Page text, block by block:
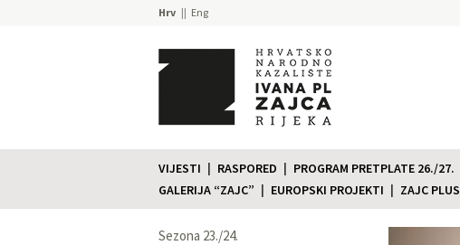
Hrv Eng
VIJESTI RASPORED PROGRAM PRETPLATE 26./27.
GALERIJA “ZAJC”
EUROPSKI PROJEKTI ZAJC PLUS
Sezona 23./24.